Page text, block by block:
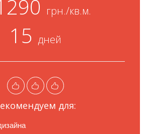
грн./кв.м.
15 дней
для: